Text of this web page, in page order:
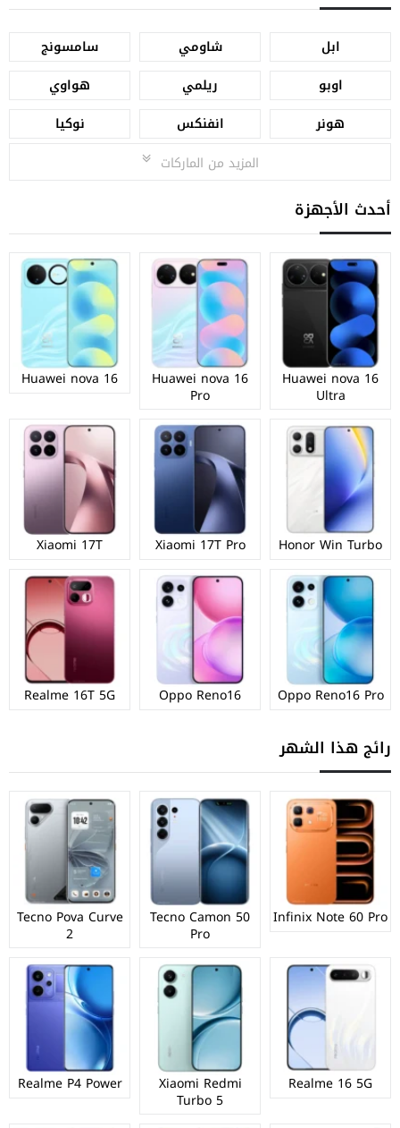
ابل شاومي
سامسونج
اوبو
ريلمي
هواوي
هونر
انفنكس
نوكيا
المزيد من الماركات
أحدث الأجهزة
Huawei nova 16
Ultra
Huawei nova 16
Pro
Huawei nova 16
Honor Win Turbo
Xiaomi 17T Pro
Xiaomi 17T
Oppo Reno16 Pro
Oppo Reno16
Realme 16T 5G
رائج هذا الشهر
Infinix Note 60 Pro
Tecno Camon 50
Pro
Tecno Pova Curve
2
Realme 16 5G
Xiaomi Redmi
Turbo 5
Realme P4 Power